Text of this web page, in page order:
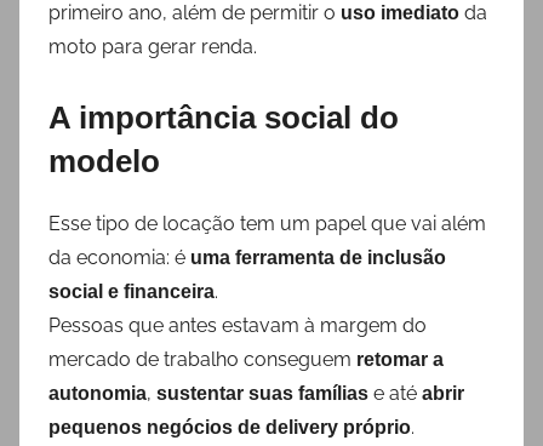
primeiro ano, além de permitir o uso imediato da
moto para gerar renda.
A importância social do
modelo
Esse tipo de locação tem um papel que vai além
da economia: é uma ferramenta de inclusão
social e financeira.
Pessoas que antes estavam à margem do
mercado de trabalho conseguem retomar a
autonomia, sustentar suas famílias e até abrir
pequenos negócios de delivery próprio.